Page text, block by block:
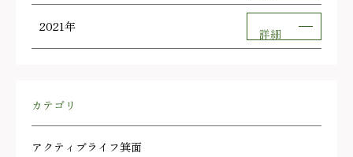
2021年 詳細
カテゴリ
アクティブライフ箕面